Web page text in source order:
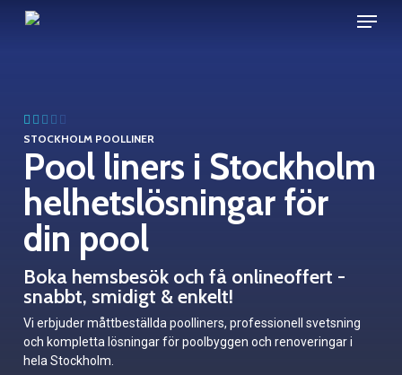
Skip
Menu
STOCKHOLM POOLLINER
Pool liners i Stockholm
helhetslösningar för
din pool
Boka hemsbesök och få onlineoffert -
snabbt, smidigt & enkelt!
Vi erbjuder måttbeställda poolliners, professionell svetsning
och kompletta lösningar för poolbyggen och renoveringar i
hela Stockholm.